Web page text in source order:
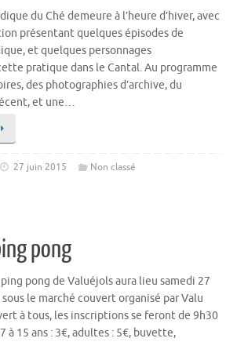
du Ché demeure à l’heure d’hiver, avec
présentant quelques épisodes de
et quelques personnages
pratique dans le Cantal. Au programme
des photographies d’archive, du
et une…
27 juin 2015 Non classé
pong
pong de Valuéjols aura lieu samedi 27
le marché couvert organisé par Valu
à tous, les inscriptions se feront de 9h30
à 15 ans : 3€, adultes : 5€, buvette,